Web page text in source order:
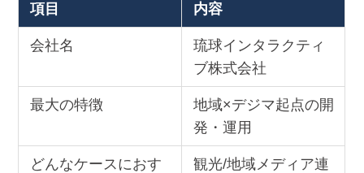
項目 内容
会社名
琉球インタラクティ
ブ株式会社
最大の特徴
地域×デジマ起点の開
発・運用
どんなケースにおす
観光/地域メディア連